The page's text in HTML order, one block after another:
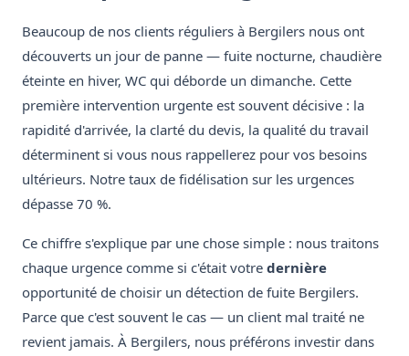
Beaucoup de nos clients réguliers à Bergilers nous ont
découverts un jour de panne — fuite nocturne, chaudière
éteinte en hiver, WC qui déborde un dimanche. Cette
première intervention urgente est souvent décisive : la
rapidité d'arrivée, la clarté du devis, la qualité du travail
déterminent si vous nous rappellerez pour vos besoins
ultérieurs. Notre taux de fidélisation sur les urgences
dépasse 70 %.
Ce chiffre s'explique par une chose simple : nous traitons
chaque urgence comme si c'était votre dernière
opportunité de choisir un détection de fuite Bergilers.
Parce que c'est souvent le cas — un client mal traité ne
revient jamais. À Bergilers, nous préférons investir dans